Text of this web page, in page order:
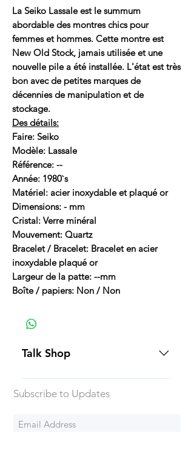
La Seiko Lassale est le summum
abordable des montres chics pour
femmes et hommes. Cette montre est
New Old Stock, jamais utilisée et une
nouvelle pile a été installée. L'état est très
bon avec de petites marques de
décennies de manipulation et de
stockage.
Des détails:
Faire: Seiko
Modèle: Lassale
Référence: --
Année: 1980`s
Matériel: acier inoxydable et plaqué or
Dimensions: - mm
Cristal: Verre minéral
Mouvement: Quartz
Bracelet / Bracelet: Bracelet en acier
inoxydable plaqué or
Largeur de la patte: --mm
Boîte / papiers: Non / Non
Talk Shop
All our prices are displayed in USD
Each individual piece comes with a
watches include Priority Shipping
Subscribe to Updates